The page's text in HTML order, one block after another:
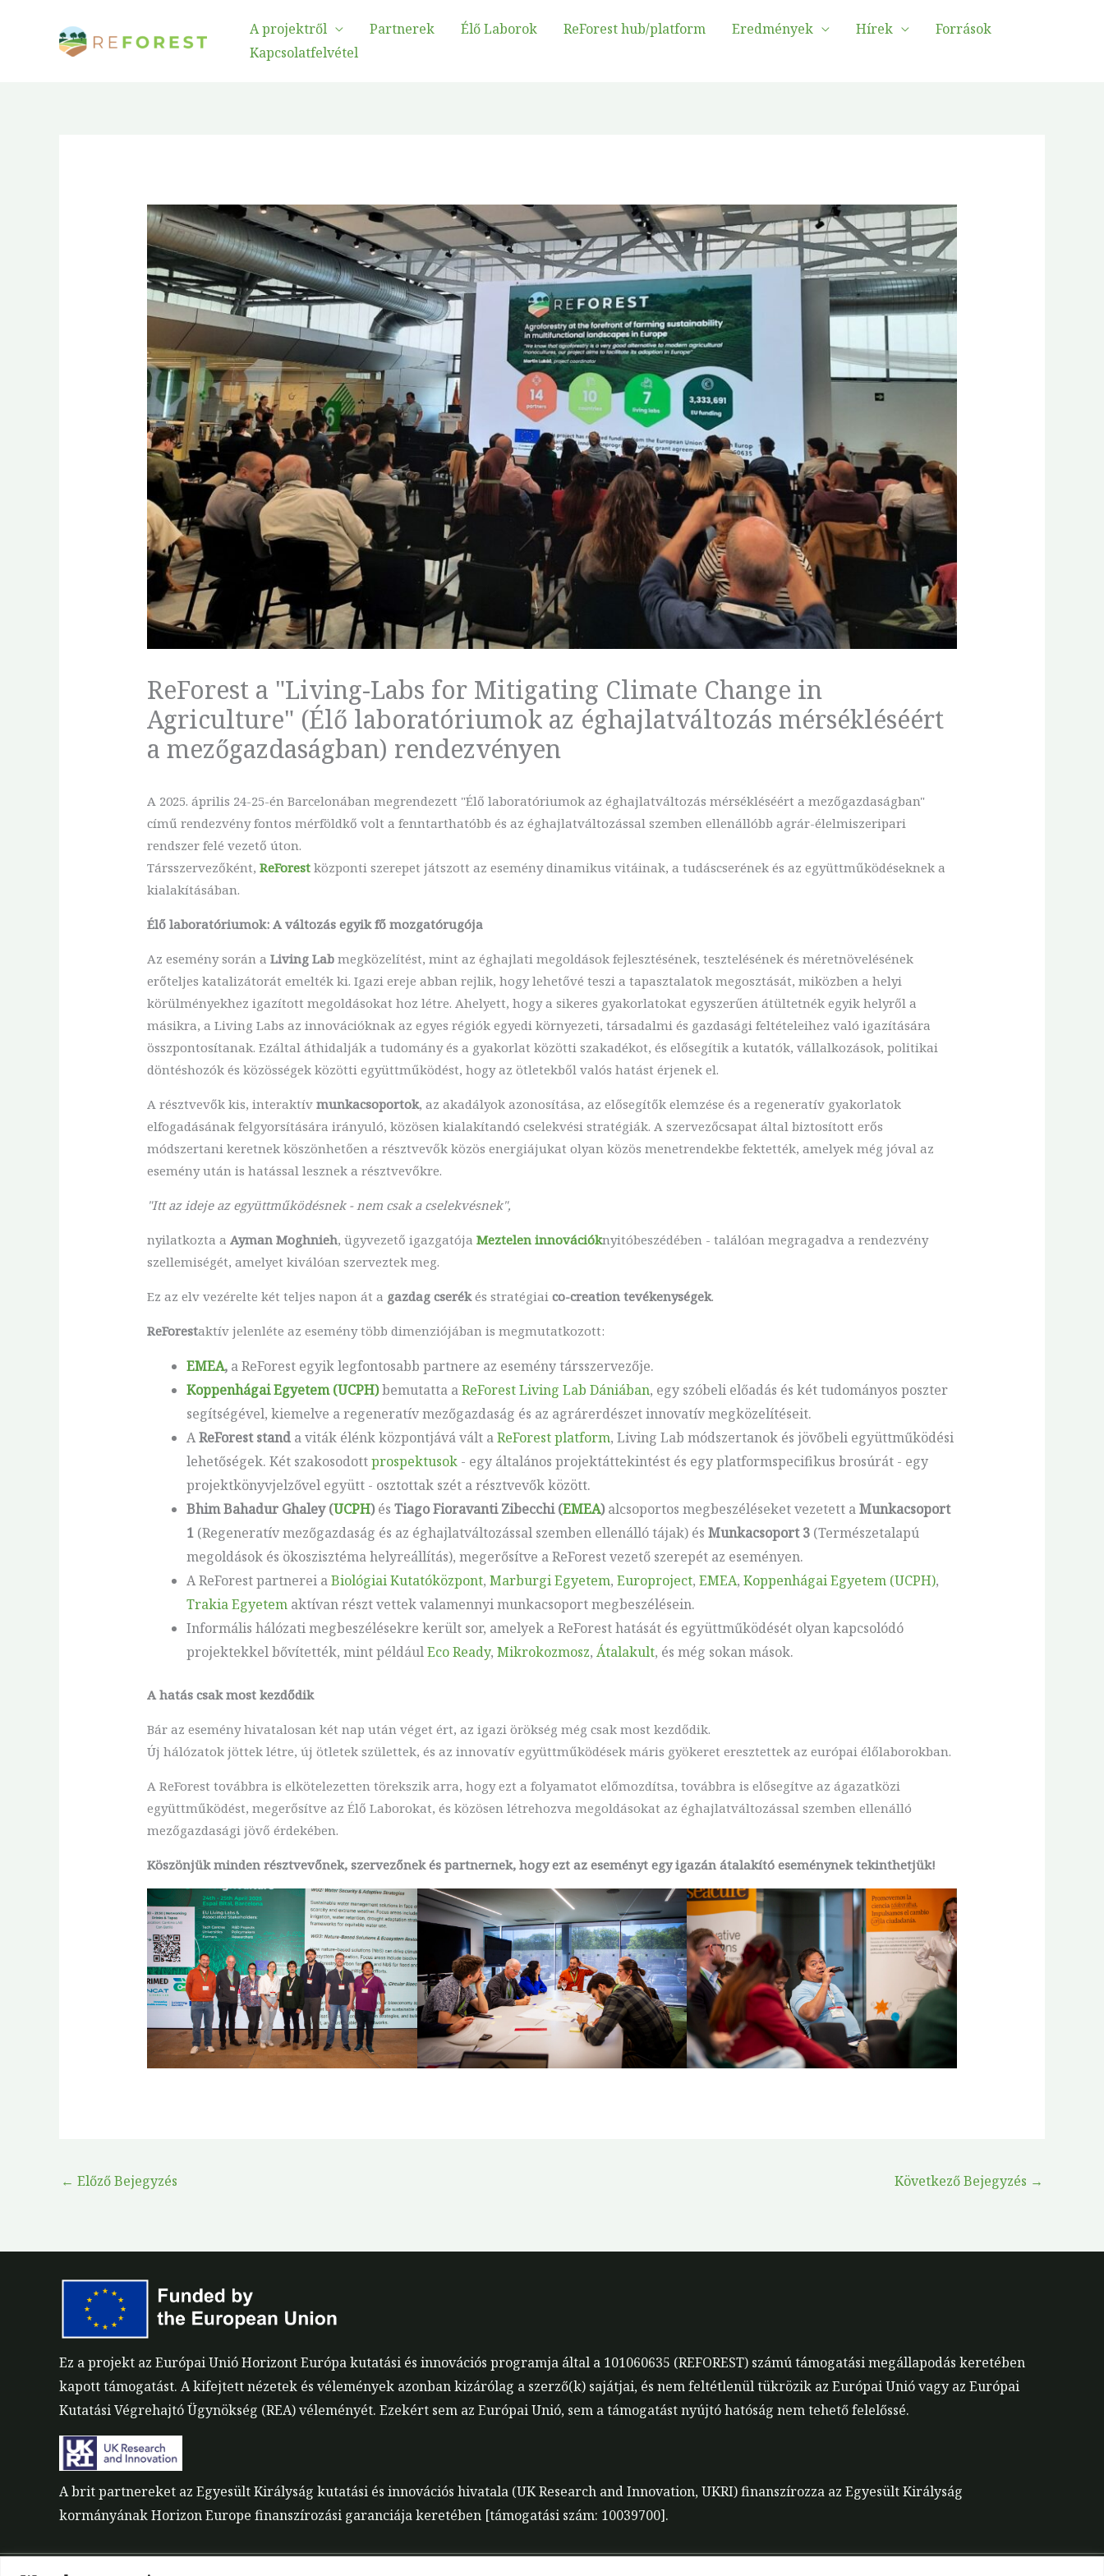
tartalomra
A projektről Partnerek Élő Laborok ReForest hub/platform Eredmények Hírek
Források
Kapcsolatfelvétel
ReForest a "Living-Labs for Mitigating Climate Change in
Agriculture" (Élő laboratóriumok az éghajlatváltozás mérsékléséért
a mezőgazdaságban) rendezvényen
A 2025. április 24-25-én Barcelonában megrendezett "Élő laboratóriumok az éghajlatváltozás mérsékléséért a mezőgazdaságban"
című rendezvény fontos mérföldkő volt a fenntarthatóbb és az éghajlatváltozással szemben ellenállóbb agrár-élelmiszeripari
rendszer felé vezető úton.
Társszervezőként, ReForestközponti szerepet játszott az esemény dinamikus vitáinak, a tudáscserének és az együttműködéseknek a
kialakításában.
Élő laboratóriumok: A változás egyik fő mozgatórugója
Az esemény során a Living Labmegközelítést, mint az éghajlati megoldások fejlesztésének, tesztelésének és méretnövelésének
erőteljes katalizátorát emelték ki. Igazi ereje abban rejlik, hogy lehetővé teszi a tapasztalatok megosztását, miközben a helyi
körülményekhez igazított megoldásokat hoz létre. Ahelyett, hogy a sikeres gyakorlatokat egyszerűen átültetnék egyik helyről a
másikra, a Living Labs az innovációknak az egyes régiók egyedi környezeti, társadalmi és gazdasági feltételeihez való igazítására
összpontosítanak. Ezáltal áthidalják a tudomány és a gyakorlat közötti szakadékot, és elősegítik a kutatók, vállalkozások, politikai
döntéshozók és közösségek közötti együttműködést, hogy az ötletekből valós hatást érjenek el.
A résztvevők kis, interaktív munkacsoportok, az akadályok azonosítása, az elősegítők elemzése és a regeneratív gyakorlatok
elfogadásának felgyorsítására irányuló, közösen kialakítandó cselekvési stratégiák. A szervezőcsapat által biztosított erős
módszertani keretnek köszönhetően a résztvevők közös energiájukat olyan közös menetrendekbe fektették, amelyek még jóval az
esemény után is hatással lesznek a résztvevőkre.
"Itt az ideje az együttműködésnek - nem csak a cselekvésnek",
nyilatkozta a Ayman Moghnieh, ügyvezető igazgatója Meztelen innovációknyitóbeszédében - találóan megragadva a rendezvény
szellemiségét, amelyet kiválóan szerveztek meg.
Ez az elv vezérelte két teljes napon át a gazdag cserékés stratégiai co-creation tevékenységek.
ReForestaktív jelenléte az esemény több dimenziójában is megmutatkozott:
EMEA, a ReForest egyik legfontosabb partnere az esemény társszervezője.
Koppenhágai Egyetem (UCPH)bemutatta aReForest Living Lab Dániában, egy szóbeli előadás és két tudományos poszter
segítségével, kiemelve a regeneratív mezőgazdaság és az agrárerdészet innovatív megközelítéseit.
AReForest standa viták élénk központjává vált aReForest platform, Living Lab módszertanok és jövőbeli együttműködési
lehetőségek. Két szakosodottprospektusok- egy általános projektáttekintést és egy platformspecifikus brosúrát - egy
projektkönyvjelzővel együtt - osztottak szét a résztvevők között.
Bhim Bahadur Ghaley (UCPH)és Tiago Fioravanti Zibecchi (EMEA)alcsoportos megbeszéléseket vezetett aMunkacsoport
1(Regeneratív mezőgazdaság és az éghajlatváltozással szemben ellenálló tájak) és Munkacsoport 3(Természetalapú
megoldások és ökoszisztéma helyreállítás), megerősítve a ReForest vezető szerepét az eseményen.
A ReForest partnerei aBiológiai Kutatóközpont, Marburgi Egyetem, Europroject, EMEA, Koppenhágai Egyetem (UCPH),
Trakia Egyetemaktívan részt vettek valamennyi munkacsoport megbeszélésein.
Informális hálózati megbeszélésekre került sor, amelyek a ReForest hatását és együttműködését olyan kapcsolódó
projektekkel bővítették, mint példáulEco Ready, Mikrokozmosz, Átalakult, és még sokan mások.
A hatás csak most kezdődik
Bár az esemény hivatalosan két nap után véget ért, az igazi örökség még csak most kezdődik.
Új hálózatok jöttek létre, új ötletek születtek, és az innovatív együttműködések máris gyökeret eresztettek az európai élőlaborokban.
A ReForest továbbra is elkötelezetten törekszik arra, hogy ezt a folyamatot előmozdítsa, továbbra is elősegítve az ágazatközi
együttműködést, megerősítve az Élő Laborokat, és közösen létrehozva megoldásokat az éghajlatváltozással szemben ellenálló
mezőgazdasági jövő érdekében.
Köszönjük minden résztvevőnek, szervezőnek és partnernek, hogy ezt az eseményt egy igazán átalakító eseménynek tekinthetjük!
← Előző Bejegyzés Következő Bejegyzés →
Ez a projekt az Európai Unió Horizont Európa kutatási és innovációs programja által a 101060635 (REFOREST) számú támogatási megállapodás keretében
kapott támogatást. A kifejtett nézetek és vélemények azonban kizárólag a szerző(k) sajátjai, és nem feltétlenül tükrözik az Európai Unió vagy az Európai
Kutatási Végrehajtó Ügynökség (REA) véleményét. Ezekért sem az Európai Unió, sem a támogatást nyújtó hatóság nem tehető felelőssé.
A brit partnereket az Egyesült Királyság kutatási és innovációs hivatala (UK Research and Innovation, UKRI) finanszírozza az Egyesült Királyság
kormányának Horizon Europe finanszírozási garanciája keretében [támogatási szám: 10039700].